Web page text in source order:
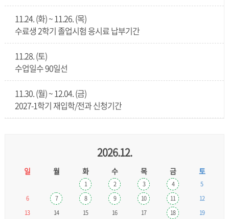
11.24. (화) ~ 11.26. (목)
수료생 2학기 졸업시험 응시료 납부기간
11.28. (토)
수업일수 90일선
11.30. (월) ~ 12.04. (금)
2027-1학기 재입학/전과 신청기간
2026.12.
일 월 화 수 목 금 토
1 2 3 4
5
6
7 8 9 10 11
12
13
14 15 16 17 18
19